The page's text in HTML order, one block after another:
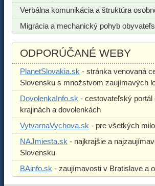
Verbálna komunikácia a štruktúra
Migrácia a mechanický pohyb
ODPORÚČANÉ WEBY
PlanetSlovakia.sk - stránka venovaná
Slovensku s množstvom zaujímavých
DovolenkaInfo.sk - cestovateľský portál
krajinách a dovolenkách
VytvarnaVychova.sk - pre všetkých
NAJmiesta.sk - najkrajšie a
Slovensku
BAinfo.sk - zaujímavosti v Bratislave a